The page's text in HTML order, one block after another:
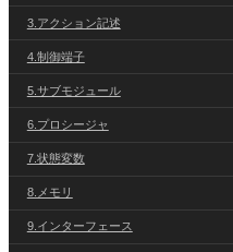
3.アクション記述
4.制御端子
5.サブモジュール
6.プロシージャ
7.状態変数
8.メモリ
9.インターフェース